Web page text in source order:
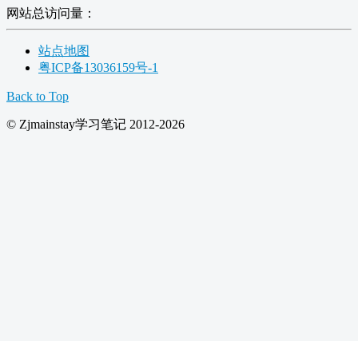
网站总访问量：
站点地图
粤ICP备13036159号-1
Back to Top
© Zjmainstay学习笔记 2012-2026